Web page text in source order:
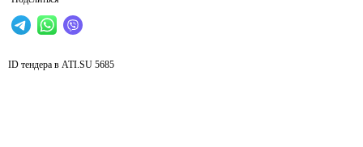
ID тендера в ATI.SU 5685